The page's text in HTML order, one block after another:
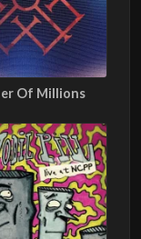
Of Millions